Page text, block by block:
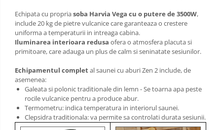
Echipata cu propriasoba Harvia Vega cu o putere de 3500W,
include 20 kg de pietre vulcanice care garanteaza o crestere
uniforma a temperaturii in intreaga cabina.
Iluminarea interioara redusa ofera o atmosfera placuta si
primitoare, care adauga un plus de calm si seninatate sesiunilor.
Echipamentul completal saunei cu aburi Zen 2 include, de
asemenea:
Galeata si polonic traditionale din lemn - Se toarna apa peste
rocile vulcanice pentru a produce abur.
Termometru: indica temperatura in interiorul saunei.
Clepsidra traditionala: va permite sa controlati durata sesiunii.